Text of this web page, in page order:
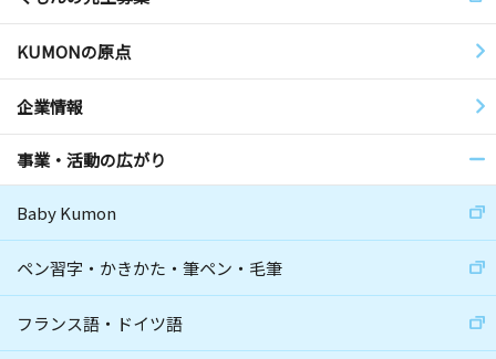
KUMONの原点
企業情報
事業・活動の広がり
Baby Kumon
ペン習字・かきかた・筆ペン・毛筆
フランス語・ドイツ語